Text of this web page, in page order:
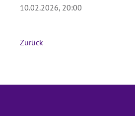
Absenden
10.02.2026, 20:00
Zurück